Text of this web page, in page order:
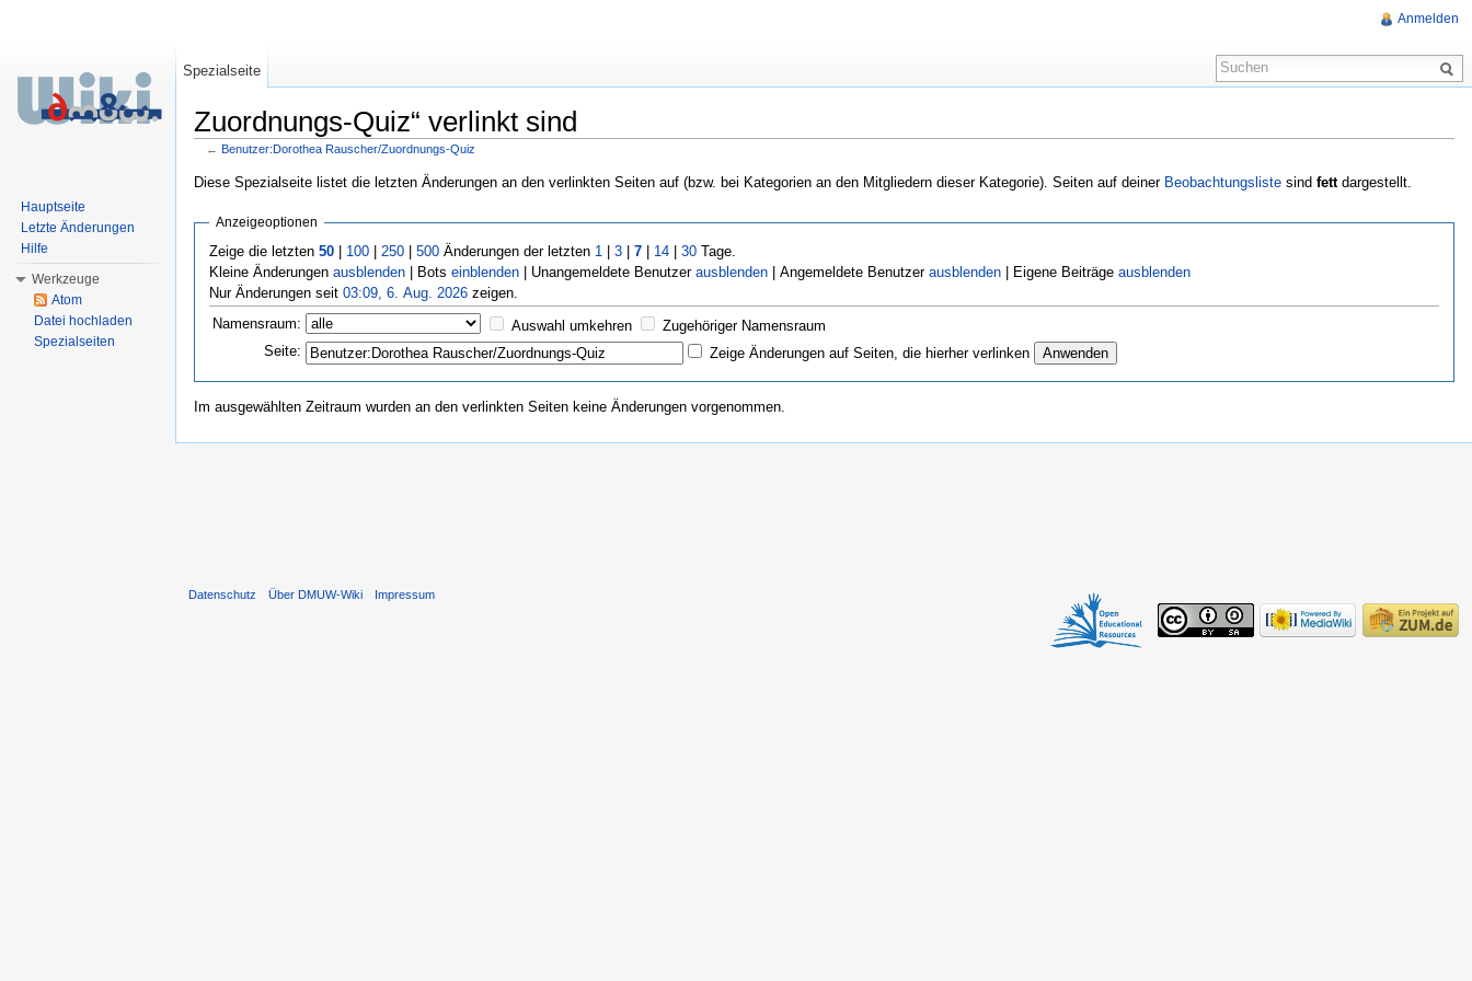
Zuordnungs-Quiz“ verlinkt sind
← Benutzer:Dorothea Rauscher/Zuordnungs-Quiz
Diese Spezialseite listet die letzten Änderungen an den verlinkten Seiten auf (bzw. bei Kategorien an den Mitgliedern dieser Kategorie). Seiten auf deiner Beobachtungsliste sind fettdargestellt.
Anzeigeoptionen
Zeige die letzten 50| 100| 250| 500Änderungen der letzten 1 | 3| 7| 14| 30Tage.
Kleine Änderungen ausblenden| Bots einblenden| Unangemeldete Benutzer ausblenden| Angemeldete Benutzer ausblenden| Eigene Beiträge ausblenden
Nur Änderungen seit 03:09, 6. Aug. 2026zeigen.
Namensraum:
Auswahl umkehren
Zugehöriger Namensraum
Seite:
Zeige Änderungen auf Seiten, die hierher verlinken
Im ausgewählten Zeitraum wurden an den verlinkten Seiten keine Änderungen vorgenommen.
Anmelden
Spezialseite
Hauptseite
Letzte Änderungen
Hilfe
Werkzeuge
Atom
Datei hochladen
Spezialseiten
Datenschutz Über DMUW-Wiki Impressum